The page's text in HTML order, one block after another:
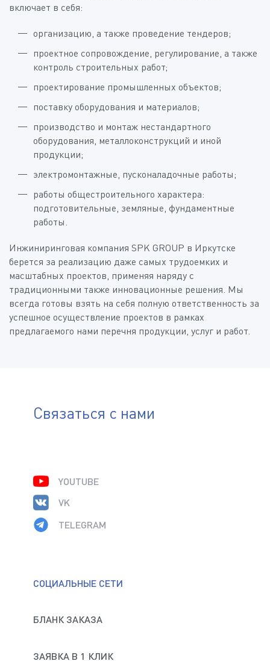
включает в себя:
организацию, а также проведение тендеров;
проектное сопровождение, регулирование, а также
контроль строительных работ;
проектирование промышленных объектов;
поставку оборудования и материалов;
производство и монтаж нестандартного
оборудования, металлоконструкций и иной
продукции;
электромонтажные, пусконаладочные работы;
работы общестроительного характера:
подготовительные, земляные, фундаментные
работы.
Инжиниринговая компания SPK GROUP в Иркутске
берется за реализацию даже самых трудоемких и
масштабных проектов, применяя наряду с
традиционными также инновационные решения. Мы
всегда готовы взять на себя полную ответственность за
успешное осуществление проектов в рамках
предлагаемого нами перечня продукции, услуг и работ.
Связаться с нами
СОЦИАЛЬНЫЕ СЕТИ
БЛАНК ЗАКАЗА
ЗАЯВКА В 1 КЛИК
YOUTUBE
VK
TELEGRAM